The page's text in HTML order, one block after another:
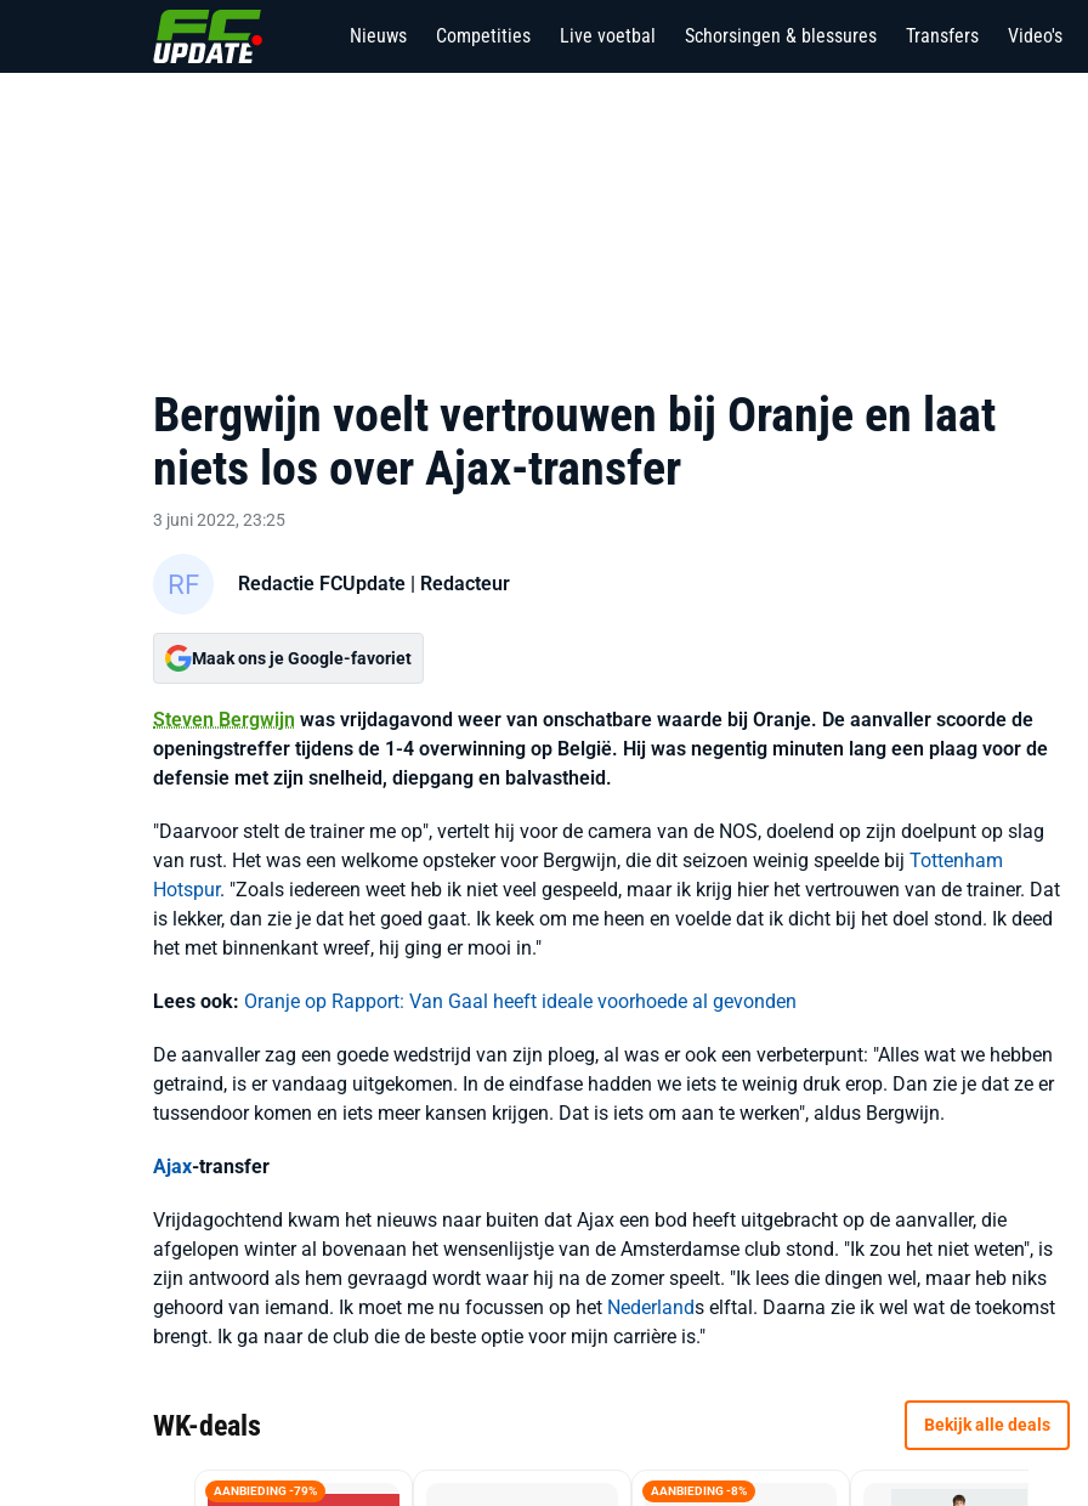
Nieuws Competities Live voetbal Schorsingen & blessures Transfers Video's
Bergwijn voelt vertrouwen bij Oranje en laat
niets los over Ajax-transfer
3 juni 2022, 23:25
Redactie FCUpdate | Redacteur
Maak ons je Google-favoriet
Steven Bergwijn was vrijdagavond weer van onschatbare waarde bij Oranje. De aanvaller scoorde de
openingstreffer tijdens de 1-4 overwinning op België. Hij was negentig minuten lang een plaag voor de
defensie met zijn snelheid, diepgang en balvastheid.
"Daarvoor stelt de trainer me op", vertelt hij voor de camera van de NOS, doelend op zijn doelpunt op slag
van rust. Het was een welkome opsteker voor Bergwijn, die dit seizoen weinig speelde bij Tottenham
Hotspur. "Zoals iedereen weet heb ik niet veel gespeeld, maar ik krijg hier het vertrouwen van de trainer. Dat
is lekker, dan zie je dat het goed gaat. Ik keek om me heen en voelde dat ik dicht bij het doel stond. Ik deed
het met binnenkant wreef, hij ging er mooi in."
Lees ook: Oranje op Rapport: Van Gaal heeft ideale voorhoede al gevonden
De aanvaller zag een goede wedstrijd van zijn ploeg, al was er ook een verbeterpunt: "Alles wat we hebben
getraind, is er vandaag uitgekomen. In de eindfase hadden we iets te weinig druk erop. Dan zie je dat ze er
tussendoor komen en iets meer kansen krijgen. Dat is iets om aan te werken", aldus Bergwijn.
Ajax-transfer
Vrijdagochtend kwam het nieuws naar buiten dat Ajax een bod heeft uitgebracht op de aanvaller, die
afgelopen winter al bovenaan het wensenlijstje van de Amsterdamse club stond. "Ik zou het niet weten", is
zijn antwoord als hem gevraagd wordt waar hij na de zomer speelt. "Ik lees die dingen wel, maar heb niks
gehoord van iemand. Ik moet me nu focussen op het Nederlands elftal. Daarna zie ik wel wat de toekomst
brengt. Ik ga naar de club die de beste optie voor mijn carrière is."
WK-deals Bekijk alle deals
AANBIEDING -79% AANBIEDING -8%